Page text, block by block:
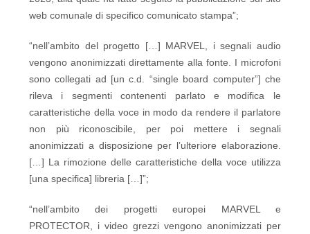
web comunale di specifico comunicato stampa”;
“nell’ambito del progetto […] MARVEL, i segnali audio
vengono anonimizzati direttamente alla fonte. I microfoni
sono collegati ad [un c.d. “single board computer”] che
rileva i segmenti contenenti parlato e modifica le
caratteristiche della voce in modo da rendere il parlatore
non più riconoscibile, per poi mettere i segnali
anonimizzati a disposizione per l’ulteriore elaborazione.
[…] La rimozione delle caratteristiche della voce utilizza
[una specifica] libreria […]”;
“nell’ambito dei progetti europei MARVEL e
PROTECTOR, i video grezzi vengono anonimizzati per